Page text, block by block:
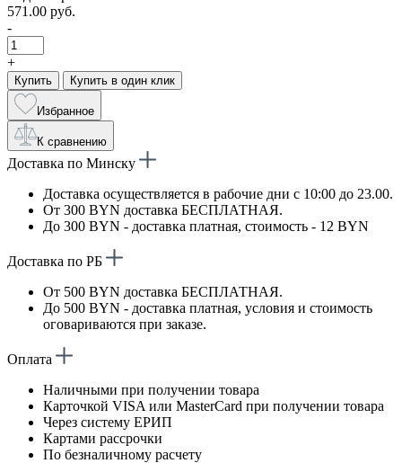
571.00 руб.
-
+
Купить Купить в один клик
Избранное
К сравнению
Доставка по Минску
Доставка осуществляется в рабочие дни с 10:00 до 23.00.
От 300 BYN доставка БЕСПЛАТНАЯ.
До 300 BYN - доставка платная, стоимость - 12 BYN
Доставка по РБ
От 500 BYN доставка БЕСПЛАТНАЯ.
До 500 BYN - доставка платная, условия и стоимость
оговариваются при заказе.
Оплата
Наличными при получении товара
Карточкой VISA или MasterCard при получении товара
Через систему ЕРИП
Картами рассрочки
По безналичному расчету